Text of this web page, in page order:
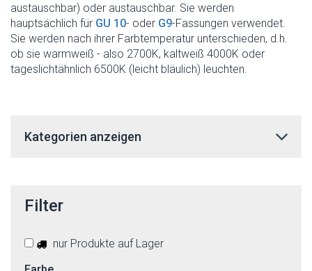
austauschbar) oder austauschbar. Sie werden
hauptsächlich für GU 10- oder G9-Fassungen verwendet.
Sie werden nach ihrer Farbtemperatur unterschieden, d.h.
ob sie warmweiß - also 2700K, kaltweiß 4000K oder
tageslichtähnlich 6500K (leicht bläulich) leuchten.
Kategorien anzeigen
Filter
nur Produkte auf Lager